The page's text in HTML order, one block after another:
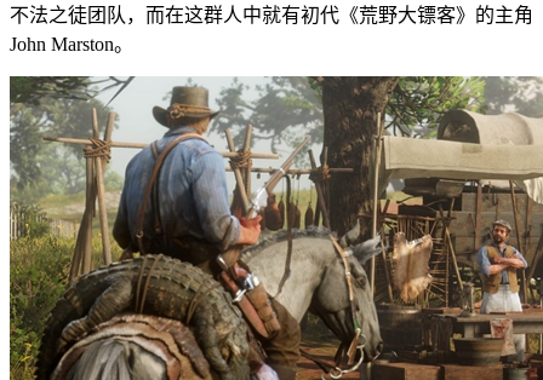
不法之徒团队，而在这群人中就有初代《荒野大镖客》的主角
John Marston。